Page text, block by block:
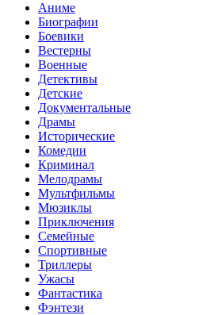
Аниме
Биографии
Боевики
Вестерны
Военные
Детективы
Детские
Документальные
Драмы
Исторические
Комедии
Криминал
Мелодрамы
Мультфильмы
Мюзиклы
Приключения
Семейные
Спортивные
Триллеры
Ужасы
Фантастика
Фэнтези